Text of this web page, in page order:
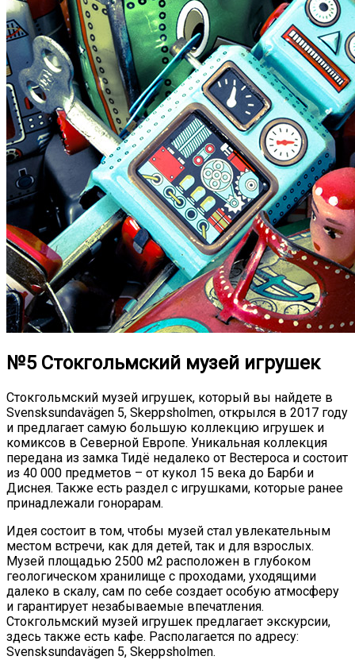
№5 Стокгольмский музей игрушек
Стокгольмский музей игрушек, который вы найдете в
Svensksundavägen 5, Skeppsholmen, открылся в 2017 году
и предлагает самую большую коллекцию игрушек и
комиксов в Северной Европе. Уникальная коллекция
передана из замка Тидё недалеко от Вестероса и состоит
из 40 000 предметов – от кукол 15 века до Барби и
Диснея. Также есть раздел с игрушками, которые ранее
принадлежали гонорарам.
Идея состоит в том, чтобы музей стал увлекательным
местом встречи, как для детей, так и для взрослых.
Музей площадью 2500 м2 расположен в глубоком
геологическом хранилище с проходами, уходящими
далеко в скалу, сам по себе создает особую атмосферу
и гарантирует незабываемые впечатления.
Стокгольмский музей игрушек предлагает экскурсии,
здесь также есть кафе. Располагается по адресу:
Svensksundavägen 5, Skeppsholmen.